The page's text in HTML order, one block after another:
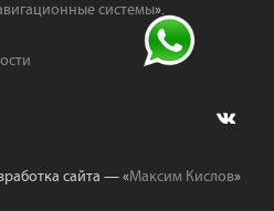
системы».
сайта — «Максим Кислов»